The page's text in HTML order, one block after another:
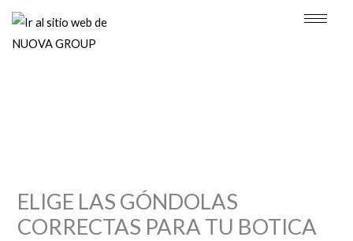
contenido
ELIGE LAS GÓNDOLAS
CORRECTAS PARA TU BOTICA